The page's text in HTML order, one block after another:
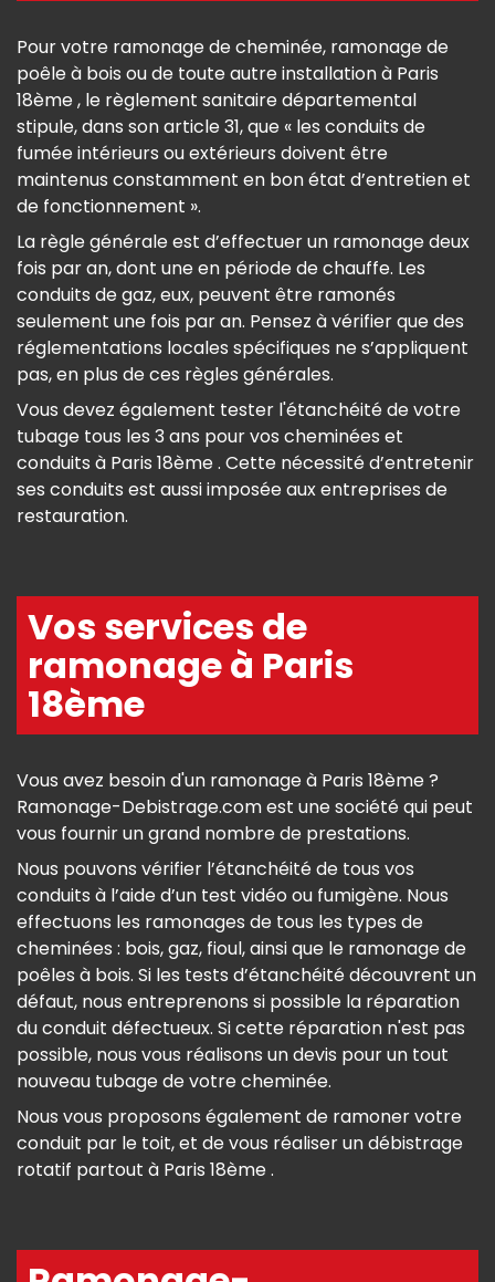
Pour votre ramonage de cheminée, ramonage de
poêle à bois ou de toute autre installation à Paris
18ème , le règlement sanitaire départemental
stipule, dans son article 31, que « les conduits de
fumée intérieurs ou extérieurs doivent être
maintenus constamment en bon état d’entretien et
de fonctionnement ».
La règle générale est d’effectuer un ramonage deux
fois par an, dont une en période de chauffe. Les
conduits de gaz, eux, peuvent être ramonés
seulement une fois par an. Pensez à vérifier que des
réglementations locales spécifiques ne s’appliquent
pas, en plus de ces règles générales.
Vous devez également tester l'étanchéité de votre
tubage tous les 3 ans pour vos cheminées et
conduits à Paris 18ème . Cette nécessité d’entretenir
ses conduits est aussi imposée aux entreprises de
restauration.
Vos services de
ramonage à Paris
18ème
Vous avez besoin d'un ramonage à Paris 18ème ?
Ramonage-Debistrage.com est une société qui peut
vous fournir un grand nombre de prestations.
Nous pouvons vérifier l’étanchéité de tous vos
conduits à l’aide d’un test vidéo ou fumigène. Nous
effectuons les ramonages de tous les types de
cheminées : bois, gaz, fioul, ainsi que le ramonage de
poêles à bois. Si les tests d’étanchéité découvrent un
défaut, nous entreprenons si possible la réparation
du conduit défectueux. Si cette réparation n'est pas
possible, nous vous réalisons un devis pour un tout
nouveau tubage de votre cheminée.
Nous vous proposons également de ramoner votre
conduit par le toit, et de vous réaliser un débistrage
rotatif partout à Paris 18ème .